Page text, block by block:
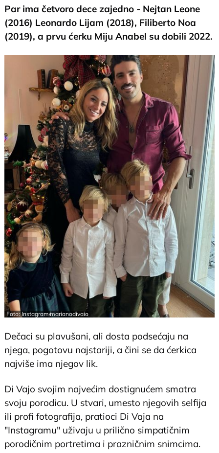
Par ima četvoro dece zajedno - Nejtan Leone
(2016) Leonardo Lijam (2018), Filiberto Noa
(2019), a prvu ćerku Miju Anabel su dobili 2022.
Foto: Instagram/marianodivaio
Dečaci su plavušani, ali dosta podsećaju na
njega, pogotovu najstariji, a čini se da ćerkica
najviše ima njegov lik.
Di Vajo svojim najvećim dostignućem smatra
svoju porodicu. U stvari, umesto njegovih selfija
ili profi fotografija, pratioci Di Vaja na
"Instagramu" uživaju u prilično simpatičnim
porodičnim portretima i prazničnim snimcima.